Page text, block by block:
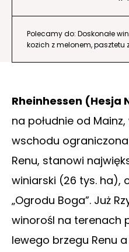
Polecamy do: Doskonałe
kozich z melonem, pasztetu
Rheinhessen (Hesja
na południe od
wschodu
Renu, stanowi
winiarski (26 tys. ha),
„Ogrodu Boga”. Już
winorośl na terenach
lewego brzegu Renu